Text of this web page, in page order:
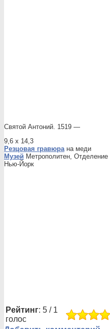
Святой Антоний. 1519 —
9,6 х 14,3
Резцовая гравюрана меди
Музей Метрополитен, Отделение
Нью-Йорк
Рейтинг: 5 / 1
голос